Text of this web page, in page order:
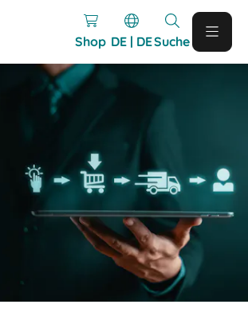
Shop DE | DESuche